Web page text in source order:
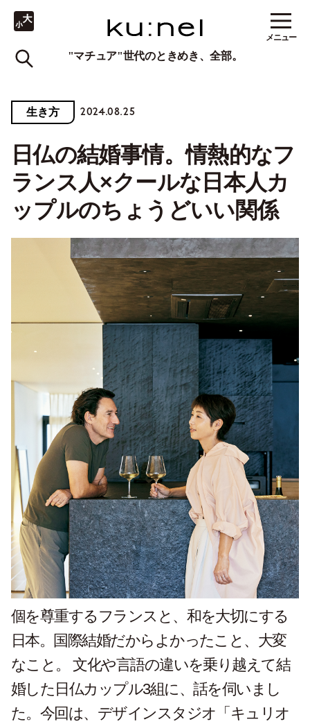
"マチュア"世代のときめき、全部。
メニュー
生き方 2024.08.25
日仏の結婚事情。情熱的なフ
ランス人×クールな日本人カ
ップルのちょうどいい関係
個を尊重するフランスと、和を大切にする
日本。国際結婚だからよかったこと、大変
なこと。 文化や言語の違いを乗り越えて結
婚した日仏カップル3組に、話を伺いまし
た。今回は、デザインスタジオ「キュリオ